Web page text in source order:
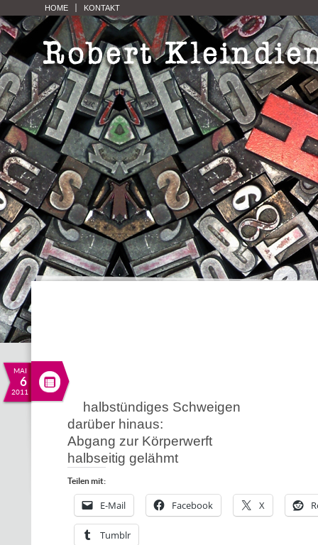
HOME KONTAKT
MAI
6
2011
halbstündiges Schweigen
darüber hinaus:
Abgang zur Körperwerft
halbseitig gelähmt
Teilen mit:
E-Mail Facebook X
Tumblr